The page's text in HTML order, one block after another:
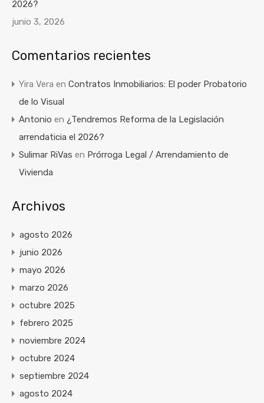
2026?
junio 3, 2026
Comentarios recientes
Yira Vera en Contratos Inmobiliarios: El poder Probatorio
de lo Visual
Antonio en ¿Tendremos Reforma de la Legislación
arrendaticia el 2026?
Sulimar RiVas en Prórroga Legal / Arrendamiento de
Vivienda
Archivos
agosto 2026
junio 2026
mayo 2026
marzo 2026
octubre 2025
febrero 2025
noviembre 2024
octubre 2024
septiembre 2024
agosto 2024